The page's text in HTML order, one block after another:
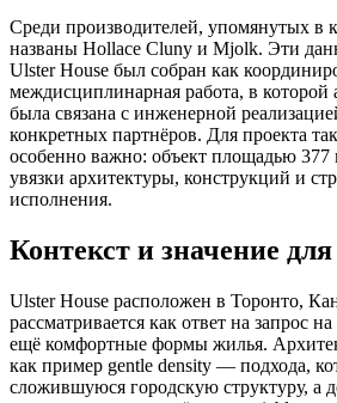
Среди производителей, упомянутых в
названы Hollace Cluny и Mjolk. Эти
Ulster House был собран как
междисциплинарная работа, в которой
была связана с инженерной
конкретных партнёров. Для проекта
особенно важно: объект площадью 377
увязки архитектуры, конструкций и
исполнения.
Контекст и значение для
Ulster House расположен в Торонто,
рассматривается как ответ на запрос
ещё комфортные формы жилья.
как пример gentle density — подхода,
сложившуюся городскую структуру, а